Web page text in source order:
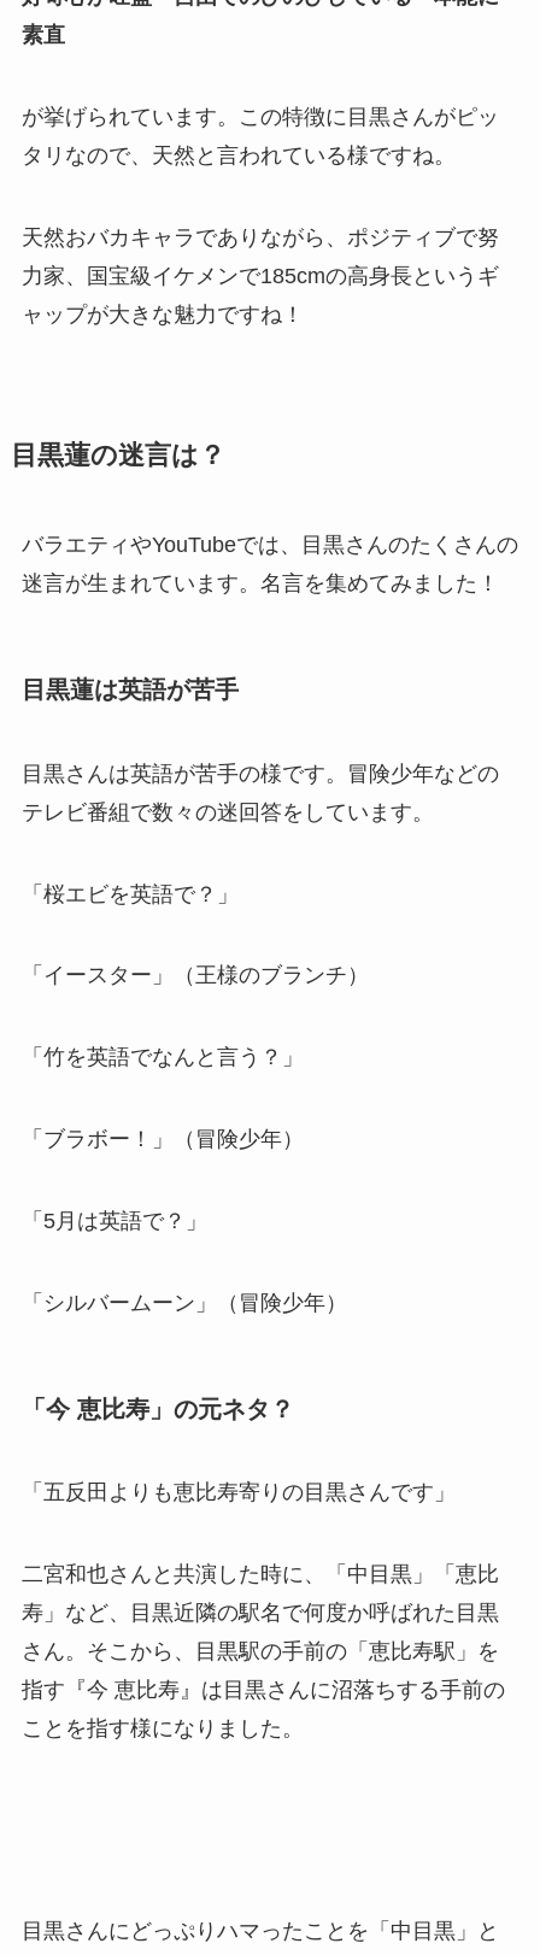
素直
が挙げられています。この特徴に目黒さんがピッ
タリなので、天然と言われている様ですね。
天然おバカキャラでありながら、ポジティブで努
力家、国宝級イケメンで185cmの高身長というギ
ャップが大きな魅力ですね！
目黒蓮の迷言は？
バラエティやYouTubeでは、目黒さんのたくさんの
迷言が生まれています。名言を集めてみました！
目黒蓮は英語が苦手
目黒さんは英語が苦手の様です。冒険少年などの
テレビ番組で数々の迷回答をしています。
「桜エビを英語で？」
「イースター」（王様のブランチ）
「竹を英語でなんと言う？」
「ブラボー！」（冒険少年）
「5月は英語で？」
「シルバームーン」（冒険少年）
「今 恵比寿」の元ネタ？
「五反田よりも恵比寿寄りの目黒さんです」
二宮和也さんと共演した時に、「中目黒」「恵比
寿」など、目黒近隣の駅名で何度か呼ばれた目黒
さん。そこから、目黒駅の手前の「恵比寿駅」を
指す『今 恵比寿』は目黒さんに沼落ちする手前の
ことを指す様になりました。
目黒さんにどっぷりハマったことを「中目黒」と